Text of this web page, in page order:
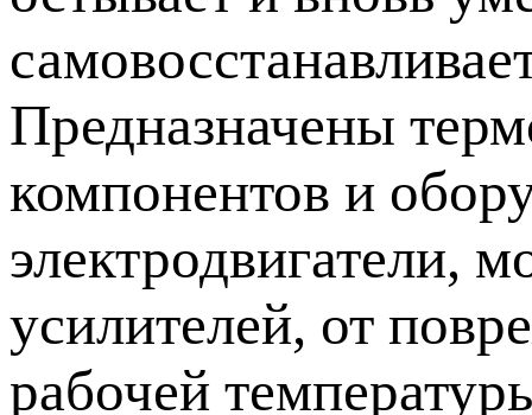
Предназначены
компонентов и
электродвигатели,
усилителей, от
рабочей